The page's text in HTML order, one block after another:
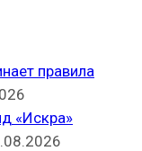
правила
«Искра»